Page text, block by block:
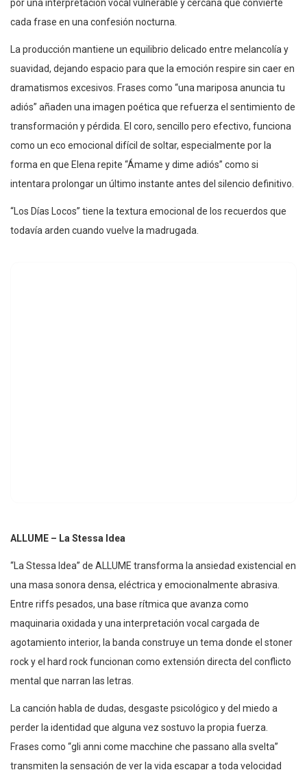
por una interpretación vocal vulnerable y cercana que convierte
cada frase en una confesión nocturna.
La producción mantiene un equilibrio delicado entre melancolía y
suavidad, dejando espacio para que la emoción respire sin caer en
dramatismos excesivos. Frases como “una mariposa anuncia tu
adiós” añaden una imagen poética que refuerza el sentimiento de
transformación y pérdida. El coro, sencillo pero efectivo, funciona
como un eco emocional difícil de soltar, especialmente por la
forma en que Elena repite “Ámame y dime adiós” como si
intentara prolongar un último instante antes del silencio definitivo.
“Los Días Locos” tiene la textura emocional de los recuerdos que
todavía arden cuando vuelve la madrugada.
ALLUME – La Stessa Idea
“La Stessa Idea” de ALLUME transforma la ansiedad existencial en
una masa sonora densa, eléctrica y emocionalmente abrasiva.
Entre riffs pesados, una base rítmica que avanza como
maquinaria oxidada y una interpretación vocal cargada de
agotamiento interior, la banda construye un tema donde el stoner
rock y el hard rock funcionan como extensión directa del conflicto
mental que narran las letras.
La canción habla de dudas, desgaste psicológico y del miedo a
perder la identidad que alguna vez sostuvo la propia fuerza.
Frases como “gli anni come macchine che passano alla svelta”
transmiten la sensación de ver la vida escapar a toda velocidad